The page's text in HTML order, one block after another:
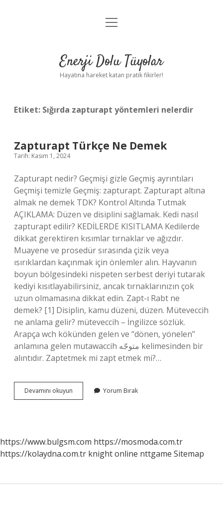
Anasayfa
Yasal Uyarı
menüyü
Enerji Dolu Tüyolar
Hayatına hareket katan pratik fikirler!
Etiket: Sığırda zapturapt yöntemleri nelerdir
Zapturapt Türkçe Ne Demek
Tarih: Kasım 1, 2024
Zapturapt nedir? Geçmişi gizle Geçmiş ayrıntıları
Geçmişi temizle Geçmiş: zapturapt. Zapturapt altına
almak ne demek TDK? Kontrol Altında Tutmak
AÇIKLAMA: Düzen ve disiplini sağlamak. Kedi nasıl
zapturapt edilir? KEDİLERDE KISITLAMA Kedilerde
dikkat gerektiren kısımlar tırnaklar ve ağızdır.
Muayene ve prosedür sırasında çizik veya
ısırıklardan kaçınmak için önlemler alın. Hayvanın
boyun bölgesindeki nispeten serbest deriyi tutarak
kediyi kısıtlayabilirsiniz, ancak tırnaklarınızın çok
uzun olmamasına dikkat edin. Zapt-ı Rabt ne
demek? [1] Disiplin, kamu düzeni, düzen. Müteveccih
ne anlama gelir? müteveccih – İngilizce sözlük.
Arapça wch kökünden gelen ve “dönen, yönelen”
anlamına gelen mutawaccih متوجّه‎ kelimesinden bir
alıntıdır. Zaptetmek mi zapt etmek mi?…
Devamını okuyun Zapturapt
Türkçe
Yorum Bırak
https://www.bulgsm.com https://mosmoda.com.tr
https://kolaydna.com.tr knight online nttgame Sitemap